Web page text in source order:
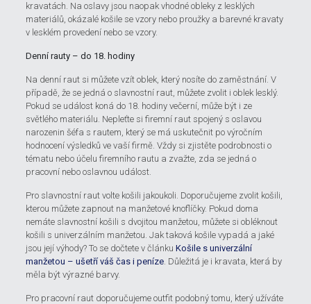
kravatách. Na oslavy jsou naopak vhodné obleky z lesklých
materiálů, okázalé košile se vzory nebo proužky a barevné kravaty
v lesklém provedení nebo se vzory.
Denní rauty – do 18. hodiny
Na denní raut si můžete vzít oblek, který nosíte do zaměstnání. V
případě, že se jedná o slavnostní raut, můžete zvolit i oblek lesklý.
Pokud se událost koná do 18. hodiny večerní, může být i ze
světlého materiálu. Nepleťte si firemní raut spojený s oslavou
narozenin šéfa s rautem, který se má uskutečnit po výročním
hodnocení výsledků ve vaší firmě. Vždy si zjistěte podrobnosti o
tématu nebo účelu firemního rautu a zvažte, zda se jedná o
pracovní nebo oslavnou událost.
Pro slavnostní raut volte košili jakoukoli. Doporučujeme zvolit košili,
kterou můžete zapnout na manžetové knoflíčky. Pokud doma
nemáte slavnostní košili s dvojitou manžetou, můžete si obléknout
košili s univerzálním manžetou. Jak taková košile vypadá a jaké
jsou její výhody? To se dočtete v článku Košile s univerzální
manžetou – ušetří váš čas i peníze. Důležitá je i kravata, která by
měla být výrazné barvy.
Pro pracovní raut doporučujeme outfit podobný tomu, který užíváte